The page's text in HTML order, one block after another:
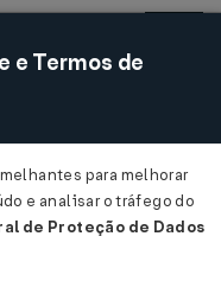
Acessar
e Termos de
para melhorar
e analisar o tráfego do
de Proteção de Dados